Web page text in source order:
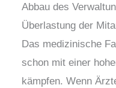
Abbau des
Überlastung der
Das medizinische
schon mit einer
kämpfen. Wenn